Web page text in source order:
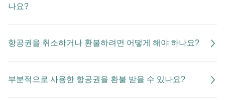
나요?
항공권을 취소하거나 환불하려면 어떻게 해야 하나요?
부분적으로 사용한 항공권을 환불 받을 수 있나요?